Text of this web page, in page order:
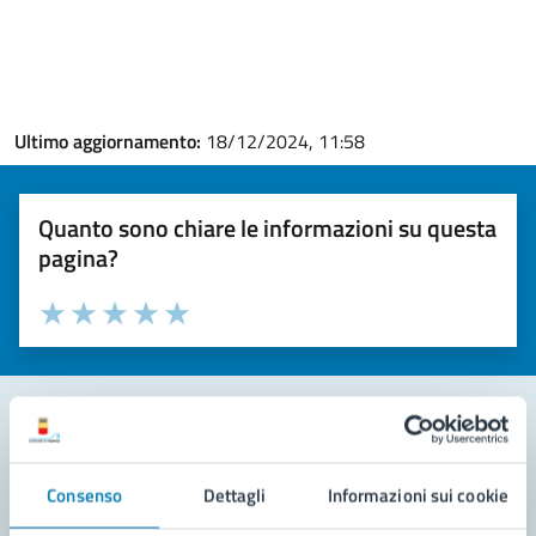
Consenso Dettagli Informazioni sui cookie
Ultimo aggiornamento: 18/12/2024, 11:58
Quanto sono chiare le informazioni su questa
pagina?
Valuta la chiarezza delle informazioni (da 1 a 5 stelle)
Seleziona il numero di stelle per valutare la chiarezza delle
Valuta 5 stelle su 5
Valuta 4 stelle su 5
Valuta 3 stelle su 5
Valuta 2 stelle su 5
Valuta 1 stelle su 5
Leggi le domande frequenti